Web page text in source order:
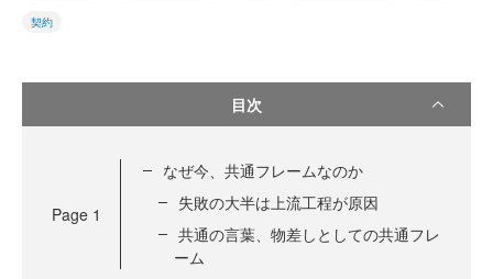
契約
目次
Page 1
なぜ今、共通フレームなのか
失敗の大半は上流工程が原因
共通の言葉、物差しとしての共通フレ
ーム